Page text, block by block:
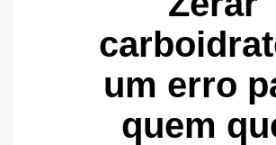
um erro
quem